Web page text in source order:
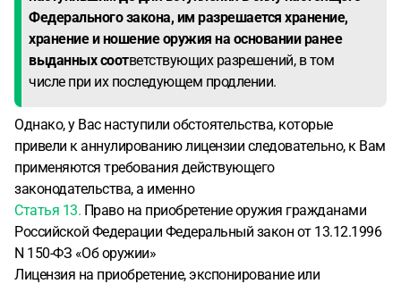
Федерального закона, им разрешается хранение,
хранение и ношение оружия на основании ранее
выданных соответствующих разрешений, в том
числе при их последующем продлении.
Однако, у Вас наступили обстоятельства, которые
привели к аннулированию лицензии следовательно, к Вам
применяются требования действующего
законодательства, а именно
Статья 13. Право на приобретение оружия гражданами
Российской Федерации Федеральный закон от 13.12.1996
N 150-ФЗ «Об оружии»
Лицензия на приобретение, экспонирование или